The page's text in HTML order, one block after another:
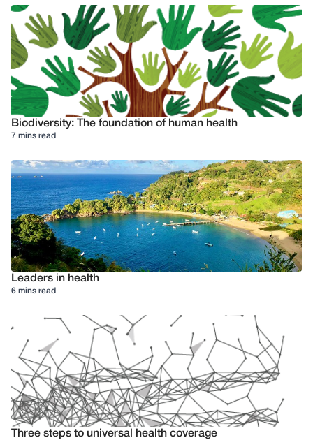
Biodiversity: The foundation of human health
7 mins read
Leaders in health
6 mins read
Three steps to universal health coverage